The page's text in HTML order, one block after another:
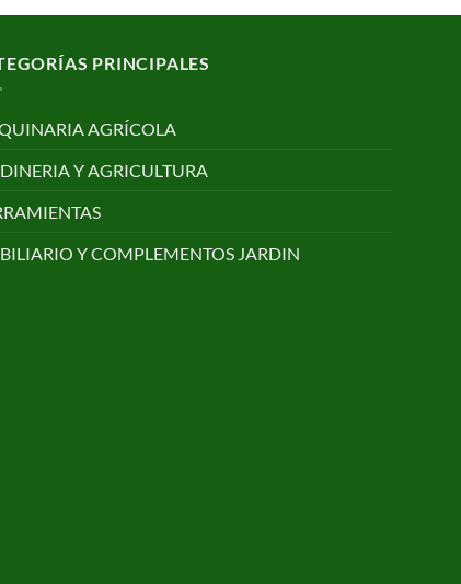
PRINCIPALES
AGRÍCOLA
Y AGRICULTURA
Y COMPLEMENTOS JARDIN